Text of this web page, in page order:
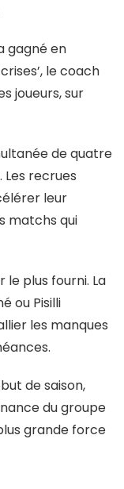
gagné en
le coach
joueurs, sur
de quatre
recrues
leur
matchs qui
le plus fourni. La
ou Pisilli
les manques
de saison,
du groupe
grande force